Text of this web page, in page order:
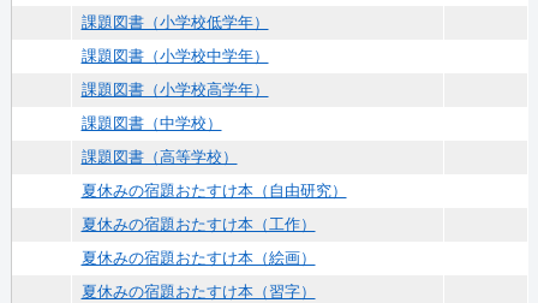
課題図書（小学校低学年）
課題図書（小学校中学年）
課題図書（小学校高学年）
課題図書（中学校）
課題図書（高等学校）
夏休みの宿題おたすけ本（自由研究）
夏休みの宿題おたすけ本（工作）
夏休みの宿題おたすけ本（絵画）
夏休みの宿題おたすけ本（習字）